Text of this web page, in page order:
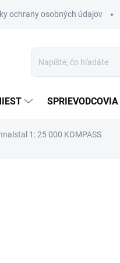
ochrany osobných údajov
SPRIEVODCOVIA
1: 25 000 KOMPASS